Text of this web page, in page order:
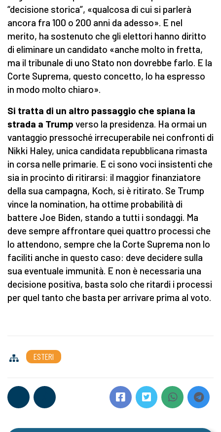
“decisione storica”, «qualcosa di cui si parlerà
ancora fra 100 o 200 anni da adesso». E nel
merito, ha sostenuto che gli elettori hanno diritto
di eliminare un candidato «anche molto in fretta,
ma il tribunale di uno Stato non dovrebbe farlo. E la
Corte Suprema, questo concetto, lo ha espresso
in modo molto chiaro».
Si tratta di un altro passaggio che spiana la
strada a Trump verso la presidenza. Ha ormai un
vantaggio pressoché irrecuperabile nei confronti di
Nikki Haley, unica candidata repubblicana rimasta
in corsa nelle primarie. E ci sono voci insistenti che
sia in procinto di ritirarsi: il maggior finanziatore
della sua campagna, Koch, si è ritirato. Se Trump
vince la nomination, ha ottime probabilità di
battere Joe Biden, stando a tutti i sondaggi. Ma
deve sempre affrontare quei quattro processi che
lo attendono, sempre che la Corte Suprema non lo
faciliti anche in questo caso: deve decidere sulla
sua eventuale immunità. E non è necessaria una
decisione positiva, basta solo che ritardi i processi
per quel tanto che basta per arrivare prima al voto.
ESTERI